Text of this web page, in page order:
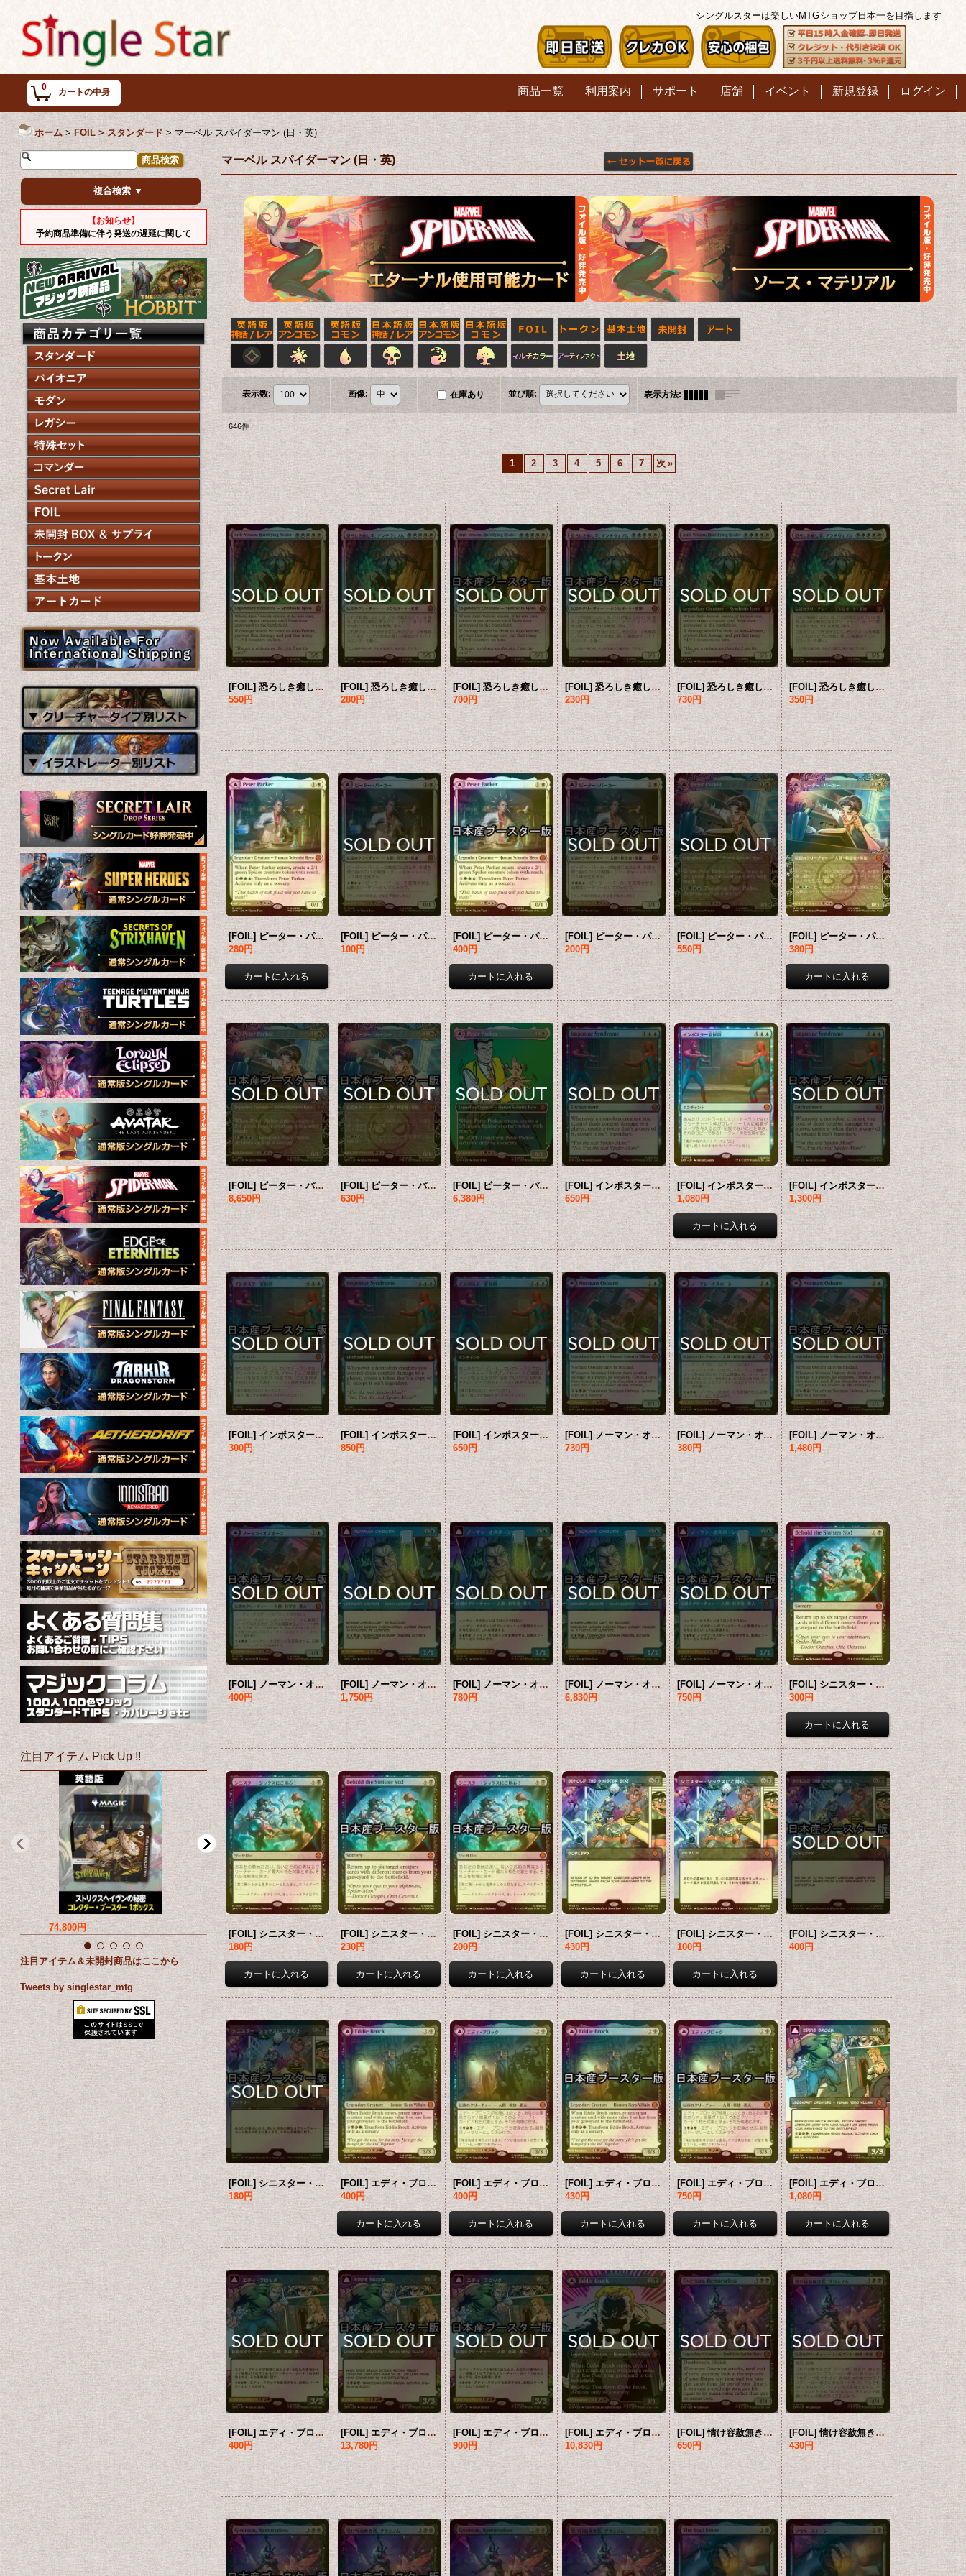
0 カートの中身
シングルスターは楽しいMTGショップ日本一を目指します
ログイン
新規登録
イベント
店舗
サポート
利用案内
商品一覧
ホーム > FOIL > スタンダード > マーベル スパイダーマン (日・英)
複合検索 ▼
【お知らせ】
予約商品準備に伴う発送の遅延に関して
注目アイテム Pick Up !!
74,800円 69,800円 22,800円 22,800円 18,800円
注目アイテム＆未開封商品はここから
Tweets by singlestar_mtg
マーベル スパイダーマン (日・英)
表示数: 画像: 在庫あり 並び順: 表示方法:
646件
1 2 3 4 5 6 7 次 »
[FOIL] 恐ろしき癒し手、アンチヴェノム/Anti-Venom, Horrifying Healer (海外産ブースター版) 【英語版】 [SPM-白MR]
550円
[FOIL] 恐ろしき癒し手、アンチヴェノム/Anti-Venom, Horrifying Healer (海外産ブースター版) 【日本語版】 [SPM-白MR]
280円
[FOIL] 恐ろしき癒し手、アンチヴェノム/Anti-Venom, Horrifying Healer ● (日本産ブースター版) 【英語版】 [SPM-白MR]
700円
[FOIL] 恐ろしき癒し手、アンチヴェノム/Anti-Venom, Horrifying Healer ● (日本産ブースター版) 【日本語版】 [SPM-白MR]
230円
[FOIL] 恐ろしき癒し手、アンチヴェノム/Anti-Venom, Horrifying Healer (拡張アート版) 【英語版】 [SPM-白MR]
730円
[FOIL] 恐ろしき癒し手、アンチヴェノム/Anti-Venom, Horrifying Healer (拡張アート版) 【日本語版】 [SPM-白MR]
350円
[FOIL] ピーター・パーカー/Peter Parker (海外産ブースター版) 【英語版】 [SPM-白MR]
280円
[FOIL] ピーター・パーカー/Peter Parker (海外産ブースター版) 【日本語版】 [SPM-白MR]
100円
[FOIL] ピーター・パーカー/Peter Parker ● (日本産ブースター版) 【英語版】 [SPM-白MR]
400円
[FOIL] ピーター・パーカー/Peter Parker ● (日本産ブースター版) 【日本語版】 [SPM-白MR]
200円
[FOIL] ピーター・パーカー/Peter Parker No.208 (全面アート・海外産ブースター版) 【英語版】 [SPM-白MR]
550円
[FOIL] ピーター・パーカー/Peter Parker No.208 (全面アート・海外産ブースター版) 【日本語版】 [SPM-白MR]
380円
[FOIL] ピーター・パーカー/Peter Parker No.208 ● (全面アート・日本産ブースター版) 【英語版】 [SPM-白MR]
8,650円
[FOIL] ピーター・パーカー/Peter Parker No.208 ● (全面アート・日本産ブースター版) 【日本語版】 [SPM-白MR]
630円
[FOIL] ピーター・パーカー/Peter Parker No.232 (全面アート版) 【英語版】 [SPM-白MR]
6,380円
[FOIL] インポスター症候群/Impostor Syndrome (海外産ブースター版) 【英語版】 [SPM-青MR]
650円
[FOIL] インポスター症候群/Impostor Syndrome (海外産ブースター版) 【日本語版】 [SPM-青MR]
1,080円
[FOIL] インポスター症候群/Impostor Syndrome ● (日本産ブースター版) 【英語版】 [SPM-青MR]
1,300円
[FOIL] インポスター症候群/Impostor Syndrome ● (日本産ブースター版) 【日本語版】 [SPM-青MR]
300円
[FOIL] インポスター症候群/Impostor Syndrome (拡張アート版) 【英語版】 [SPM-青MR]
850円
[FOIL] インポスター症候群/Impostor Syndrome (拡張アート版) 【日本語版】 [SPM-青MR]
650円
[FOIL] ノーマン・オズボーン/Norman Osborn (海外産ブースター版) 【英語版】 [SPM-青MR]
730円
[FOIL] ノーマン・オズボーン/Norman Osborn (海外産ブースター版) 【日本語版】 [SPM-青MR]
380円
[FOIL] ノーマン・オズボーン/Norman Osborn ● (日本産ブースター版) 【英語版】 [SPM-青MR]
1,480円
[FOIL] ノーマン・オズボーン/Norman Osborn ● (日本産ブースター版) 【日本語版】 [SPM-青MR]
400円
[FOIL] ノーマン・オズボーン/Norman Osborn (ショーケース・海外産ブースター版) 【英語版】 [SPM-青MR]
1,750円
[FOIL] ノーマン・オズボーン/Norman Osborn (ショーケース・海外産ブースター版) 【日本語版】 [SPM-青MR]
780円
[FOIL] ノーマン・オズボーン/Norman Osborn ● (ショーケース・日本産ブースター版) 【英語版】 [SPM-青MR]
6,830円
[FOIL] ノーマン・オズボーン/Norman Osborn ● (ショーケース・日本産ブースター版) 【日本語版】 [SPM-青MR]
750円
[FOIL] シニスター・シックスにご用心！/Behold the Sinister Six! (海外産ブースター版) 【英語版】 [SPM-黒MR]
300円
[FOIL] シニスター・シックスにご用心！/Behold the Sinister Six! (海外産ブースター版) 【日本語版】 [SPM-黒MR]
180円
[FOIL] シニスター・シックスにご用心！/Behold the Sinister Six! ● (日本産ブースター版) 【英語版】 [SPM-黒MR]
230円
[FOIL] シニスター・シックスにご用心！/Behold the Sinister Six! ● (日本産ブースター版) 【日本語版】 [SPM-黒MR]
200円
[FOIL] シニスター・シックスにご用心！/Behold the Sinister Six! (ショーケース・海外産ブースター版) 【英語版】 [SPM-黒MR]
430円
[FOIL] シニスター・シックスにご用心！/Behold the Sinister Six! (ショーケース・海外産ブースター版) 【日本語版】 [SPM-黒MR]
100円
[FOIL] シニスター・シックスにご用心！/Behold the Sinister Six! ● (ショーケース・日本産ブースター版) 【英語版】 [SPM-黒MR]
400円
[FOIL] シニスター・シックスにご用心！/Behold the Sinister Six! ● (ショーケース・日本産ブースター版) 【日本語版】 [SPM-黒MR]
180円
[FOIL] エディ・ブロック/Eddie Brock (海外産ブースター版) 【英語版】 [SPM-黒MR]
400円
[FOIL] エディ・ブロック/Eddie Brock (海外産ブースター版) 【日本語版】 [SPM-黒MR]
400円
[FOIL] エディ・ブロック/Eddie Brock ● (日本産ブースター版) 【英語版】 [SPM-黒MR]
430円
[FOIL] エディ・ブロック/Eddie Brock ● (日本産ブースター版) 【日本語版】 [SPM-黒MR]
750円
[FOIL] エディ・ブロック/Eddie Brock (ショーケース・海外産ブースター版) 【英語版】 [SPM-黒MR]
1,080円
[FOIL] エディ・ブロック/Eddie Brock (ショーケース・海外産ブースター版) 【日本語版】 [SPM-黒MR]
400円
[FOIL] エディ・ブロック/Eddie Brock ● (ショーケース・日本産ブースター版) 【英語版】 [SPM-黒MR]
13,780円
[FOIL] エディ・ブロック/Eddie Brock ● (ショーケース・日本産ブースター版) 【日本語版】 [SPM-黒MR]
900円
[FOIL] エディ・ブロック/Eddie Brock (全面アート版) 【英語版】 [SPM-黒MR]
10,830円
[FOIL] 情け容赦無き者、グウェノム/Gwenom, Remorseless (海外産ブースター版) 【英語版】 [SPM-黒MR]
650円
[FOIL] 情け容赦無き者、グウェノム/Gwenom, Remorseless (海外産ブースター版) 【日本語版】 [SPM-黒MR]
430円